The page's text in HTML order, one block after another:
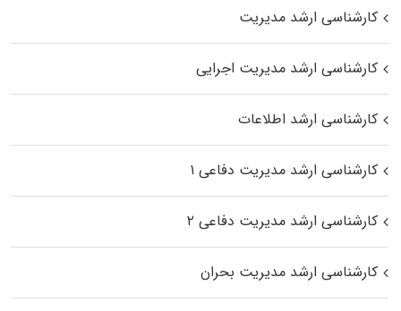
کارشناسی ارشد مدیریت
کارشناسی ارشد مدیریت اجرایی
کارشناسی ارشد اطلاعات
کارشناسی ارشد مدیریت دفاعی ۱
کارشناسی ارشد مدیریت دفاعی ۲
کارشناسی ارشد مدیریت بحران